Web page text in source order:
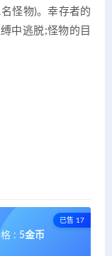
怪物)。幸存者的
中逃脱;怪物的目
已售 17
: 5金币